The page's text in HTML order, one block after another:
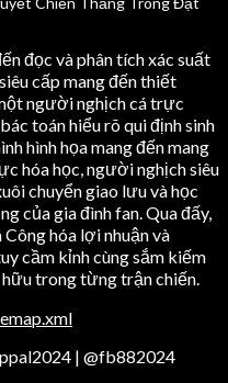
đọc và phân tích xác suất
cấp mang đến thiết
người nghịch cá trực
toán hiểu rõ qui định sinh
hình họa mang đến mang
hóa học, người nghịch siêu
chuyển giao lưu và học
của gia đình fan. Qua đấy,
hóa lợi nhuận và
cầm kỉnh cùng sắm kiếm
hữu trong từng trận chiến.
| @fb882024